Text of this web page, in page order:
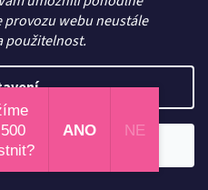
webu neustále
použitelnost.
do stáje: co se
udrží teplo, sucho i
zimě smysl pro jezdkyni,
ANO NE